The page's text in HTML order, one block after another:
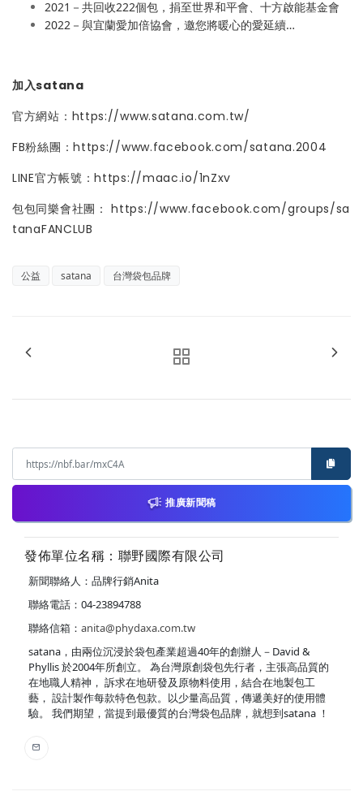
2021－共回收222個包，捐至世界和平會、十方啟能基金會
2022－與宜蘭愛加倍協會，邀您將暖心的愛延續…
加入satana
官方網站： https://www.satana.com.tw/
FB粉絲團：https://www.facebook.com/satana.2004
LINE官方帳號：https://maac.io/1nZxv
包包同樂會社團： https://www.facebook.com/groups/sa
tanaFANCLUB
公益 satana 台灣袋包品牌
推廣新聞稿
發佈單位名稱：聯野國際有限公司
新聞聯絡人：品牌行銷Anita
聯絡電話：04-23894788
聯絡信箱： anita@phydaxa.com.tw
satana，由兩位沉浸於袋包產業超過40年的創辦人－David &
Phyllis 於2004年所創立。 為台灣原創袋包先行者，主張高品質的
在地職人精神， 訴求在地研發及原物料使用，結合在地製包工
藝， 設計製作每款特色包款。以少量高品質，傳遞美好的使用體
驗。 我們期望，當提到最優質的台灣袋包品牌，就想到satana ！